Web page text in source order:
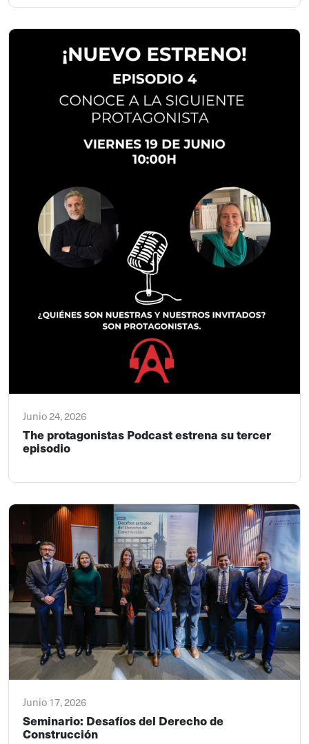
Junio 24, 2026
The protagonistas Podcast estrena su tercer
episodio
Junio 17, 2026
Seminario: Desafíos del Derecho de
Construcción